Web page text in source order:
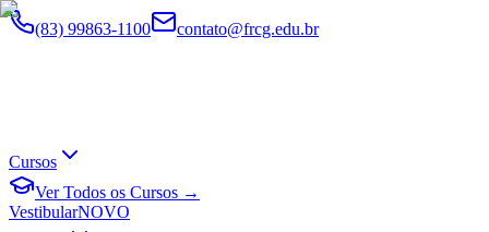
(83) 99863-1100 contato@frcg.edu.br
Cursos
Ver Todos os Cursos →
VestibularNOVO